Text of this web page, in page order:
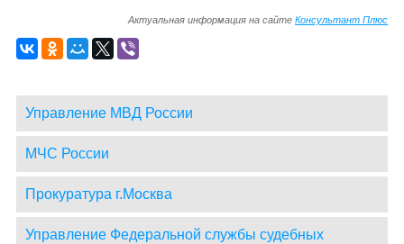
Актуальная информация на сайтеКонсультант Плюс
Управление МВД России
МЧС России
Прокуратура г.Москва
Управление Федеральной службы судебных